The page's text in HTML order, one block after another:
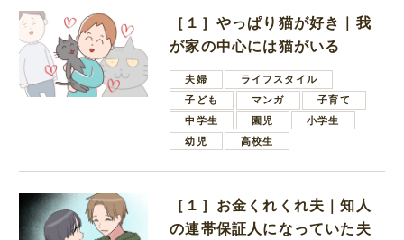
［１］やっぱり猫が好き｜我
が家の中心には猫がいる
夫婦
ライフスタイル
子ども
マンガ
子育て
中学生
園児
小学生
幼児
高校生
［１］お金くれくれ夫｜知人
の連帯保証人になっていた夫